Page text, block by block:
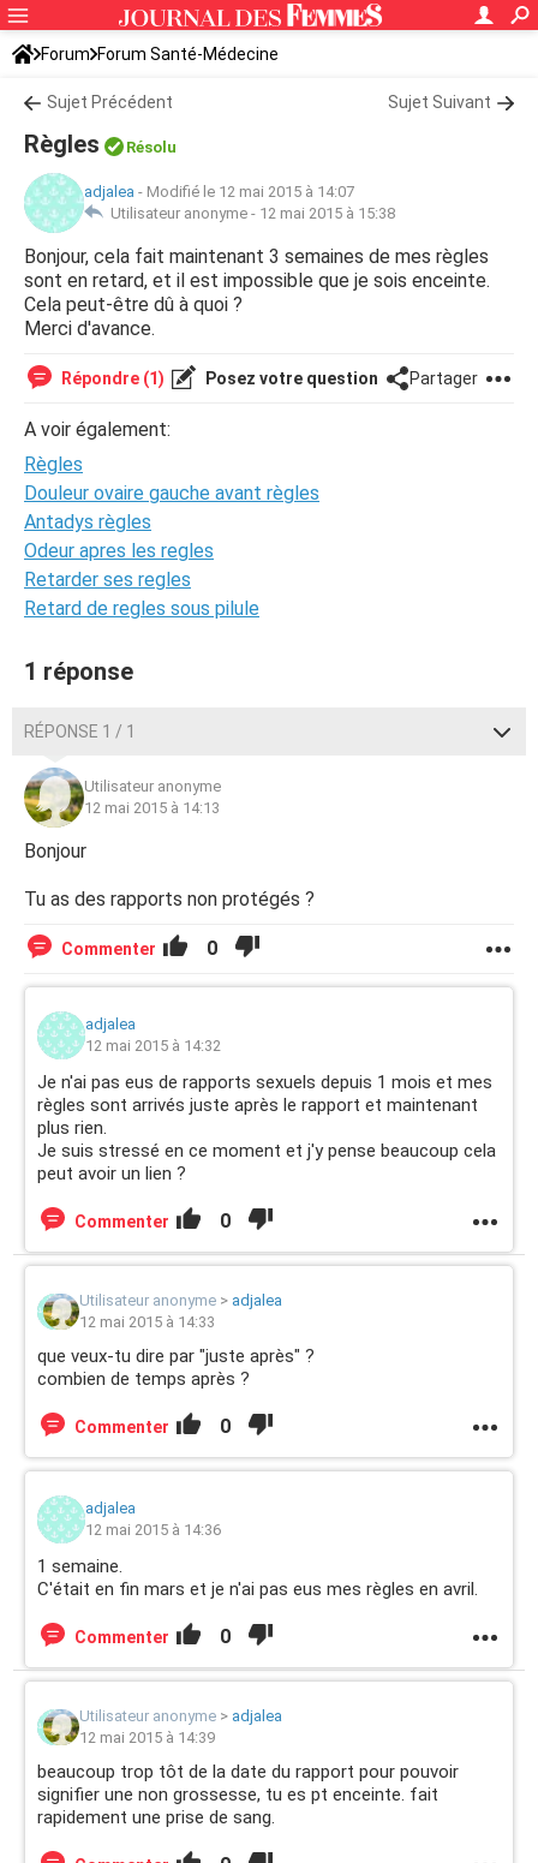
Forum Forum Santé-Médecine
Symptômes et maladies courantes
Sujet Précédent Sujet Suivant
Règles Résolu
adjalea - Modifié le 12 mai 2015 à 14:07
Utilisateur anonyme - 12 mai 2015 à 15:38
Bonjour, cela fait maintenant 3 semaines de mes règles
sont en retard, et il est impossible que je sois enceinte.
Cela peut-être dû à quoi ?
Merci d'avance.
Répondre (1) Posez votre question Partager
A voir également:
Règles
Douleur ovaire gauche avant règles
Antadys règles
Odeur apres les regles
Retarder ses regles
Retard de regles sous pilule
1 réponse
RÉPONSE 1 / 1
Utilisateur anonyme
12 mai 2015 à 14:13
Bonjour
Tu as des rapports non protégés ?
Commenter 0
adjalea
12 mai 2015 à 14:32
Je n'ai pas eus de rapports sexuels depuis 1 mois et mes
règles sont arrivés juste après le rapport et maintenant
plus rien.
Je suis stressé en ce moment et j'y pense beaucoup cela
peut avoir un lien ?
Commenter 0
Utilisateur anonyme > adjalea
12 mai 2015 à 14:33
que veux-tu dire par "juste après" ?
combien de temps après ?
Commenter 0
adjalea
12 mai 2015 à 14:36
1 semaine.
C'était en fin mars et je n'ai pas eus mes règles en avril.
Commenter 0
Utilisateur anonyme > adjalea
12 mai 2015 à 14:39
beaucoup trop tôt de la date du rapport pour pouvoir
signifier une non grossesse, tu es pt enceinte. fait
rapidement une prise de sang.